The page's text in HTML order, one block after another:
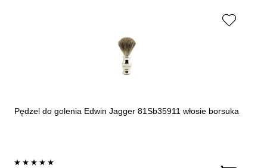
Pędzel do golenia Edwin Jagger 81Sb35911 włosie borsuka